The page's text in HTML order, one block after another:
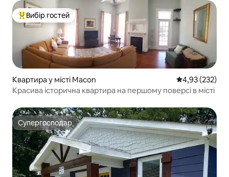
Топ вибір гостей
Вибір гостей
Квартира у місті Macon Середня
4,93 (232)
Красива історична квартира на першому поверсі в місті
Супергосподар
Супергосподар